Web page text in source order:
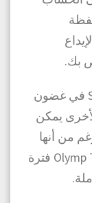
عادةً ما تتم معالجة عمليات سحب Skrill في غضون
يمكن
على الرغم من أنها
عادةً ما تكون أسرع، فقد وضعت Olymp Trade فترة